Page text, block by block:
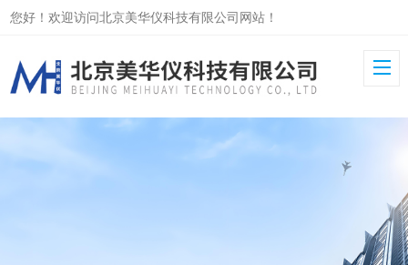
您好！欢迎访问北京美华仪科技有限公司网站！